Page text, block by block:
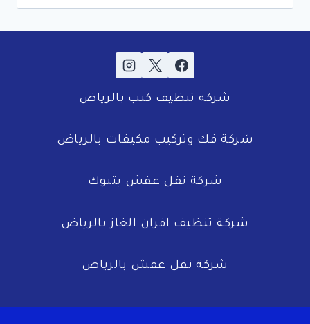
عن:
شركة تنظيف كنب بالرياض
شركة فك وتركيب مكيفات بالرياض
شركة نقل عفش بتبوك
شركة تنظيف افران الغاز بالرياض
شركة نقل عفش بالرياض